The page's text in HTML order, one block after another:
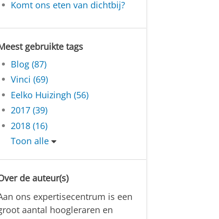
Komt ons eten van dichtbij?
gebruikte tags
Blog (87)
Vinci (69)
Eelko Huizingh (56)
2017 (39)
2018 (16)
Toon alle
de auteur(s)
ons expertisecentrum is een
aantal hoogleraren en